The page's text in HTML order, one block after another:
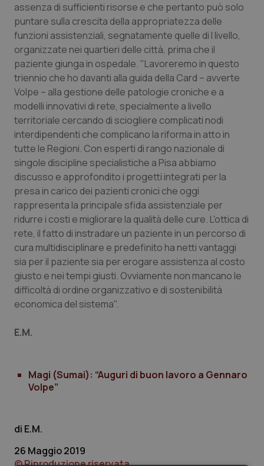
Provincia Autonoma di Trento
Puglia
Sardegna
Sicilia
Toscana
Umbria
Valle D’Aosta
Veneto
Ipertensione & Scompenso
Malattie rare
Malattia di Crohn & Rettocolite Ulcerosa
Neuroscienze & patologie neurodegenerative
Obesità
Oftalmologia
Oncodermatologia
Oncoematologia
Oncologia & Nutrizione
Psoriasi & pelle
Quotidiano Oncologia
Rene & patologie urogenitali
assenza di sufficienti risorse e che pertanto può solo
puntare sulla crescita della appropriatezza delle
funzioni assistenziali, segnatamente quelle di I livello,
organizzate nei quartieri delle città, prima che il
paziente giunga in ospedale. "Lavoreremo in questo
triennio che ho davanti alla guida della Card – avverte
Volpe – alla gestione delle patologie croniche e a
modelli innovativi di rete, specialmente a livello
territoriale cercando di sciogliere complicati nodi
interdipendenti che complicano la riforma in atto in
tutte le Regioni. Con esperti di rango nazionale di
singole discipline specialistiche a Pisa abbiamo
discusso e approfondito i progetti integrati per la
presa in carico dei pazienti cronici che oggi
rappresenta la principale sfida assistenziale per
ridurre i costi e migliorare la qualità delle cure. L'ottica di
rete, il fatto di instradare un paziente in un percorso di
cura multidisciplinare e predefinito ha netti vantaggi
sia per il paziente sia per erogare assistenza al costo
giusto e nei tempi giusti. Ovviamente non mancano le
difficoltà di ordine organizzativo e di sostenibilità
economica del sistema".
E.M.
Magi (Sumai): “Auguri di buon lavoro a Gennaro
Volpe”
E.M.
26 Maggio 2019